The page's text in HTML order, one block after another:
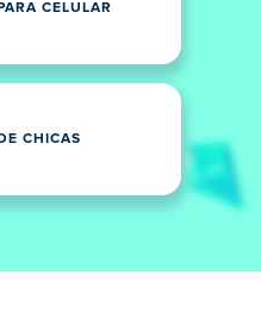
CELULAR
CHICAS